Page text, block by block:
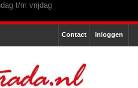
Inloggen
Contact